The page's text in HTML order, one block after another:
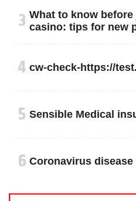
३ What to know
casino: tips for new
४ cw-check-https://
५ Sensible Medical
६ Coronavirus disease